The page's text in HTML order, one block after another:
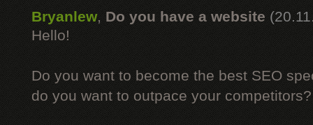
Bryanlew, Do you have a website
Hello!
Do you want to become the best SEO
do you want to outpace your competitors?